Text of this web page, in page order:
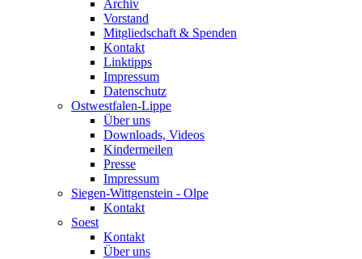
Archiv
Vorstand
Mitgliedschaft & Spenden
Kontakt
Linktipps
Impressum
Datenschutz
Ostwestfalen-Lippe
Über uns
Downloads, Videos
Kindermeilen
Presse
Impressum
Siegen-Wittgenstein - Olpe
Kontakt
Soest
Kontakt
Über uns